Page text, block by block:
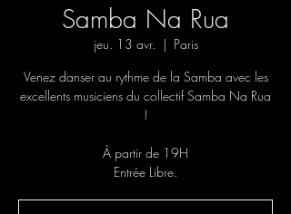
Samba Na Rua
jeu. 13 avr.
  |
Paris
Venez danser au rythme de la Samba avec les
excellents musiciens du collectif Samba Na Rua
!
À partir de 19H
Entrée Libre.